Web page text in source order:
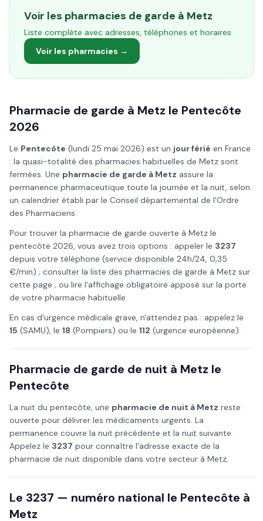
Voir les pharmacies de garde à Metz
Liste complète avec adresses, téléphones et horaires
Voir les pharmacies →
Pharmacie de garde à Metz le Pentecôte
2026
Le Pentecôte (lundi 25 mai 2026) est un jour férié en France
: la quasi-totalité des pharmacies habituelles de Metz sont
fermées. Une pharmacie de garde à Metz assure la
permanence pharmaceutique toute la journée et la nuit, selon
un calendrier établi par le Conseil départemental de l'Ordre
des Pharmaciens.
Pour trouver la pharmacie de garde ouverte à Metz le
pentecôte 2026, vous avez trois options : appeler le 3237
depuis votre téléphone (service disponible 24h/24, 0,35
€/min) ; consulter la liste des pharmacies de garde à Metz sur
cette page ; ou lire l'affichage obligatoire apposé sur la porte
de votre pharmacie habituelle.
En cas d'urgence médicale grave, n'attendez pas : appelez le
15 (SAMU), le 18 (Pompiers) ou le 112 (urgence européenne).
Pharmacie de garde de nuit à Metz le
Pentecôte
La nuit du pentecôte, une pharmacie de nuit à Metz reste
ouverte pour délivrer les médicaments urgents. La
permanence couvre la nuit précédente et la nuit suivante.
Appelez le 3237 pour connaître l'adresse exacte de la
pharmacie de nuit disponible dans votre secteur à Metz.
Le 3237 — numéro national le Pentecôte à
Metz